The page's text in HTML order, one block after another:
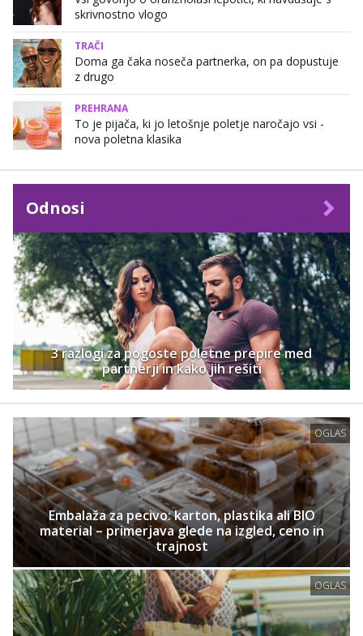
skrivnostno vlogo
TRAČI
Doma ga čaka noseča partnerka, on pa dopustuje
z drugo
PREHRANA
To je pijača, ki jo letošnje poletje naročajo vsi -
nova poletna klasika
Odnosi
3 razlogi za pogoste poletne prepire med
partnerji in kako jih rešiti
OGLAS
Embalaža za pecivo: karton, plastika ali BIO
material – primerjava glede na izgled, ceno in
trajnost
OGLAS